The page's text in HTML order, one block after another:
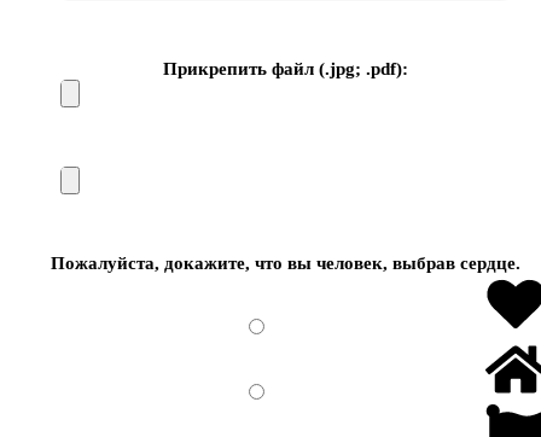
Прикрепить файл (.jpg; .pdf):
Пожалуйста, докажите, что вы человек, выбравсердце.